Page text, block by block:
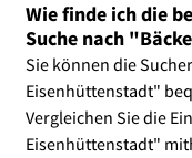
Wie finde ich die
Suche nach
Sie können die
Eisenhüttenstadt"
Vergleichen Sie die
Eisenhüttenstadt"